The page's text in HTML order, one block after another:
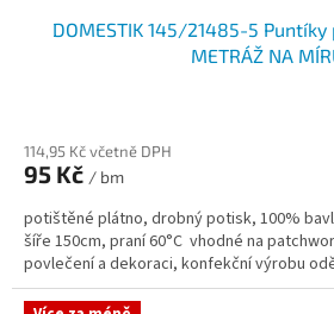
DOMESTIK 145/21485-5
METRÁŽ NA
114,95 Kč včetně DPH
95 Kč / bm
potištěné plátno, drobný potisk, 100%
šíře 150cm, praní 60°C vhodné na
povlečení a dekoraci, konfekční výrobu